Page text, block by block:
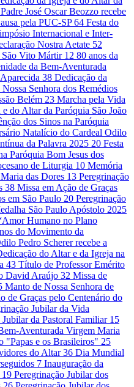
Padre José Oscar Beozzo recebe
pela PUC-SP64 Festa do
Internacional e Inter-
Nostra Aetate 52
São Vito Mártir 12 80 anos da
da Bem-Aventurada
38 Dedicação da
Senhora dos Remédios
Belém 23 Marcha pela Vida
do Altar da Paróquia São João
dos Sinos na Paróquia
Natalício do Cardeal Odilo
da Palavra 2025 20 Festa
Paróquia Bom Jesus dos
de Liturgia 10 Memória
das Dores 13 Peregrinação
38 Missa em Ação de Graças
em São Paulo 20 Peregrinação
São Paulo Apóstolo 2025
Humano no Plano
do Movimento da
Pedro Scherer recebe a
do Altar e da Igreja na
43 Título de Professor Emérito
David Araújo 32 Missa de
Manto de Nossa Senhora de
de Graças pelo Centenário do
Jubilar da Vida
Jubilar da Pastoral Familiar 15
Aventurada Virgem Maria
"Papas e os Brasileiros" 25
do Altar36 Dia Mundial
7 Inauguração da
19 Peregrinação Jubilar dos